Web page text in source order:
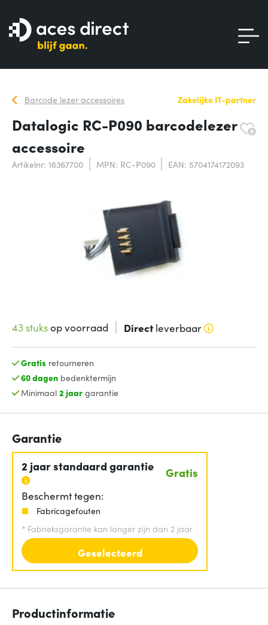
Barcode lezer accessoires Zakelijke IT-partner
Datalogic RC-P090 barcodelezer
accessoire
Artikelnr: 16367700 MPN: RC-P090 EAN: 5704174172093
43 stuksop voorraad Directleverbaar
Gratis retourneren
60 dagenbedenktermijn
Minimaal 2 jaargarantie
Garantie
2 jaar standaard garantie Gratis
Beschermt tegen:
Fabricagefouten
* Fabrieksgarantie kan langer zijn dan 2 jaar
Geselecteerd
Productinformatie